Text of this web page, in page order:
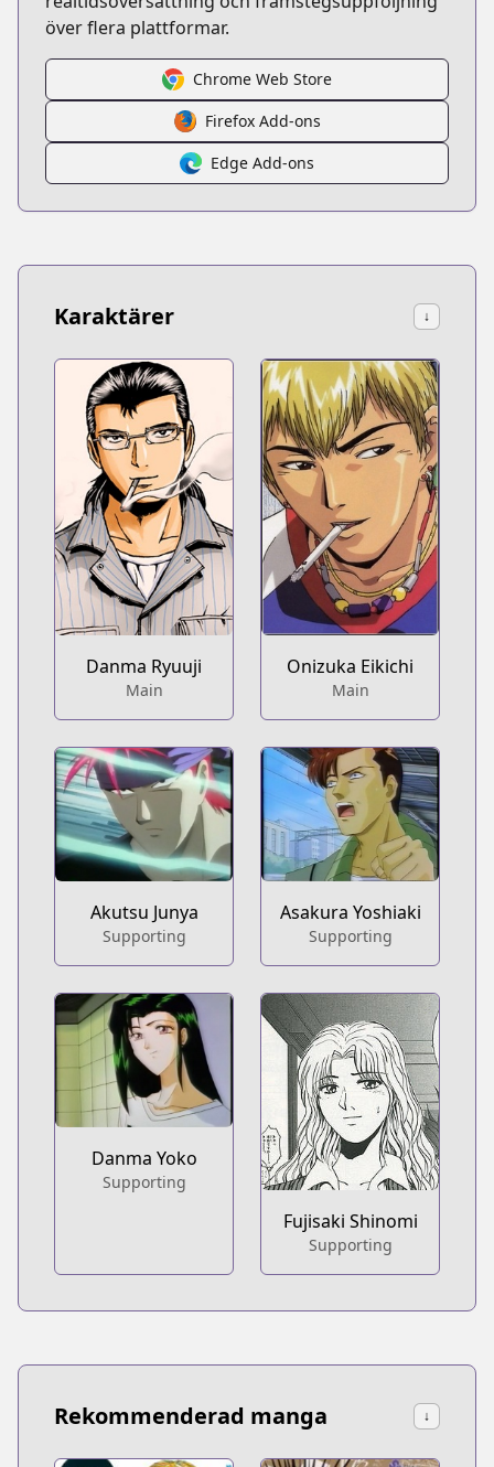
över flera plattformar.
Chrome Web Store
Firefox Add-ons
Edge Add-ons
Karaktärer ↓
Danma Ryuuji
Main
Onizuka Eikichi
Main
Akutsu Junya
Supporting
Asakura Yoshiaki
Supporting
Danma Yoko
Supporting
Fujisaki Shinomi
Supporting
Rekommenderad manga ↓